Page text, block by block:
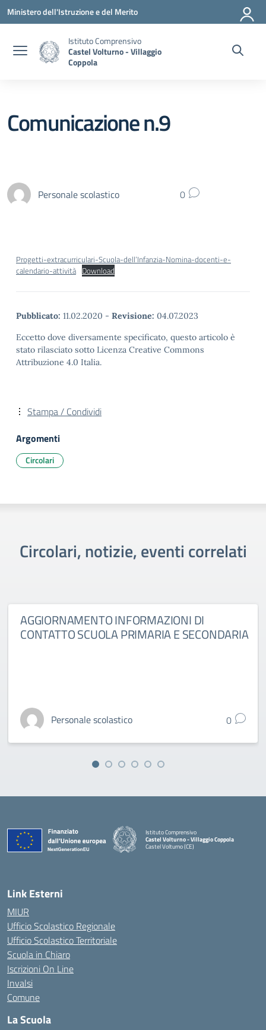
Vai ai contenuti
Vai al menu di navigazione
Vai al footer
Ministero dell'Istruzione e del Merito
Istituto Comprensivo
Castel Volturno - Villaggio
Coppola
Comunicazione n.9
Personale scolastico 0
Progetti-extracurriculari-Scuola-dell’Infanzia-Nomina-docenti-e-
calendario-attività Download
Pubblicato: 11.02.2020 - Revisione: 04.07.2023
Eccetto dove diversamente specificato, questo articolo è
stato rilasciato sotto Licenza Creative Commons
Attribuzione 4.0 Italia.
Stampa / Condividi
Argomenti
Circolari
Circolari, notizie, eventi correlati
AGGIORNAMENTO INFORMAZIONI DI
CONTATTO SCUOLA PRIMARIA E SECONDARIA
Personale scolastico 0
Istituto Comprensivo
Castel Volturno - Villaggio Coppola
Castel Volturno (CE)
Link Esterni
MIUR
Ufficio Scolastico Regionale
Ufficio Scolastico Territoriale
Scuola in Chiaro
Iscrizioni On Line
Invalsi
Comune
La Scuola